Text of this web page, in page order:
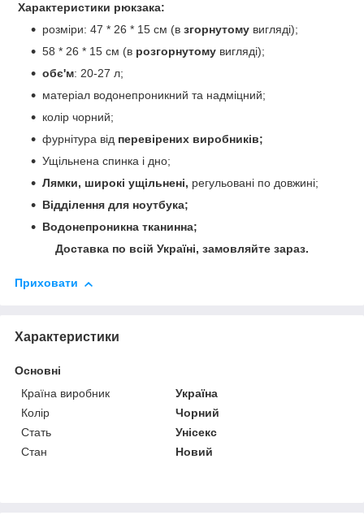
Характеристики рюкзака:
розміри: 47 * 26 * 15 см (в згорнутому вигляді);
58 * 26 * 15 см (в розгорнутому вигляді);
обє'м: 20-27 л;
матеріал водонепроникний та надміцний;
колір чорний;
фурнітура від перевірених виробників;
Ущільнена спинка і дно;
Лямки, широкі ущільнені, регульовані по довжині;
Відділення для ноутбука;
Водонепроникна тканинна;
Доставка по всій Україні, замовляйте зараз.
Приховати
Характеристики
Основні
Країна виробник
Україна
Колір
Чорний
Стать
Унісекс
Стан
Новий